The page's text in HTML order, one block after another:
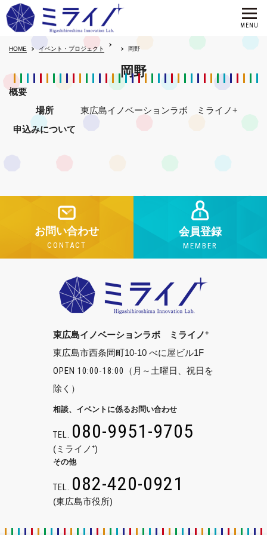
HOME イベント・プロジェクト 岡野
岡野
概要
場所
東広島イノベーションラボ ミライノ+
申込みについて
お問い合わせ
CONTACT
会員登録
MEMBER
東広島イノベーションラボ ミライノ+
東広島市西条岡町10-10 べに屋ビル1F
OPEN 10:00-18:00
（月～土曜日、祝日を
除く）
相談、イベントに係るお問い合わせ
TEL. 080-9951-9705
(ミライノ⁺)
その他
TEL. 082-420-0921
(東広島市役所)